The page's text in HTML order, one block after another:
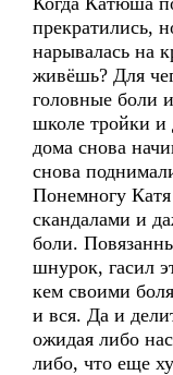
прекратились,
нарывалась на
живёшь? Для
головные боли
школе тройки и
дома снова
снова
Понемногу
скандалами и
боли.
шнурок, гасил
кем своими
и вся. Да и
ожидая либо
либо, что еще